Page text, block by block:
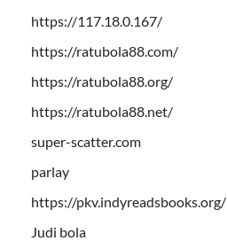
https://117.18.0.167/
https://ratubola88.com/
https://ratubola88.org/
https://ratubola88.net/
super-scatter.com
parlay
https://pkv.indyreadsbooks.org/
Judi bola